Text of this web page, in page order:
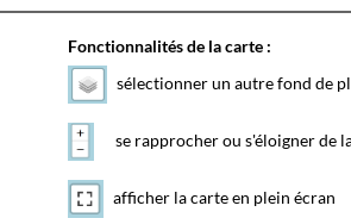
Fonctionnalités de la carte :
sélectionner un autre fond de
se rapprocher ou s'éloigner de
afficher la carte en plein écran